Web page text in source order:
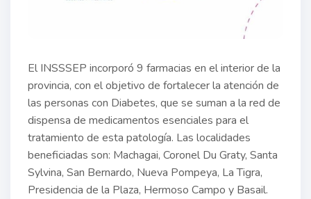
El INSSSEP incorporó 9 farmacias en el interior de la
provincia, con el objetivo de fortalecer la atención de
las personas con Diabetes, que se suman a la red de
dispensa de medicamentos esenciales para el
tratamiento de esta patología. Las localidades
beneficiadas son: Machagai, Coronel Du Graty, Santa
Sylvina, San Bernardo, Nueva Pompeya, La Tigra,
Presidencia de la Plaza, Hermoso Campo y Basail.